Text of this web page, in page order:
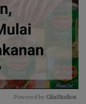
Powered by GliaStudios